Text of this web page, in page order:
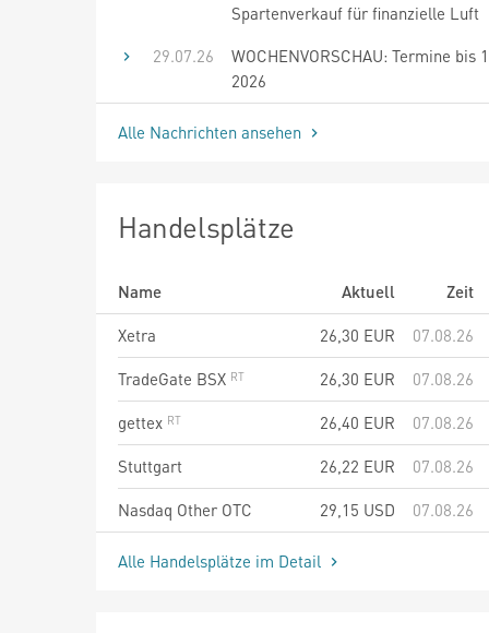
Spartenverkauf für finanzielle Luft
29.07.26
WOCHENVORSCHAU: Termine bis
2026
Alle Nachrichten ansehen
Handelsplätze
Name Aktuell
Zeit
Xetra
26,30 EUR
07.08.26
TradeGate BSX
26,30 EUR
07.08.26
gettex
26,40 EUR
07.08.26
Stuttgart
26,22 EUR
07.08.26
Nasdaq Other OTC
29,15 USD 07.08.26
Alle Handelsplätze im Detail